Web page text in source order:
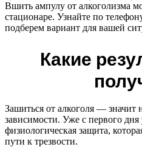
Вшить ампулу от алкоголизма
стационаре. Узнайте по
подберем вариант для вашей
Какие
Зашиться от алкоголя — значит
зависимости. Уже с первого дня
физиологическая защита,
пути к трезвости.